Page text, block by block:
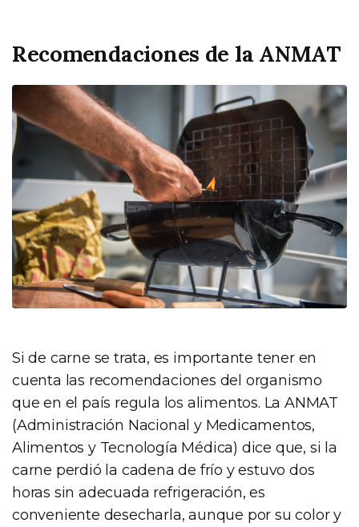
Recomendaciones de la ANMAT
Si de carne se trata, es importante tener en
cuenta las recomendaciones del organismo
que en el país regula los alimentos. La ANMAT
(Administración Nacional y Medicamentos,
Alimentos y Tecnología Médica) dice que, si la
carne perdió la cadena de frío y estuvo dos
horas sin adecuada refrigeración, es
conveniente desecharla, aunque por su color y